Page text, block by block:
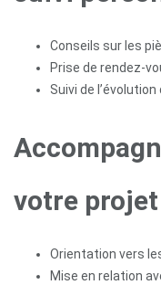
Conseils sur les
Prise de rendez-
Suivi de
votre projet
Orientation vers
Mise en relation